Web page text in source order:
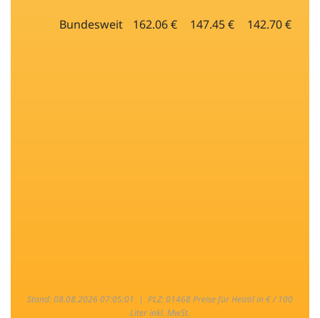
Bundesweit 162.06 € 147.45 € 142.70 €
Stand: 08.08.2026 07:05:01 | PLZ: 01468 Preise für Heizöl in € / 100
Liter inkl. MwSt.